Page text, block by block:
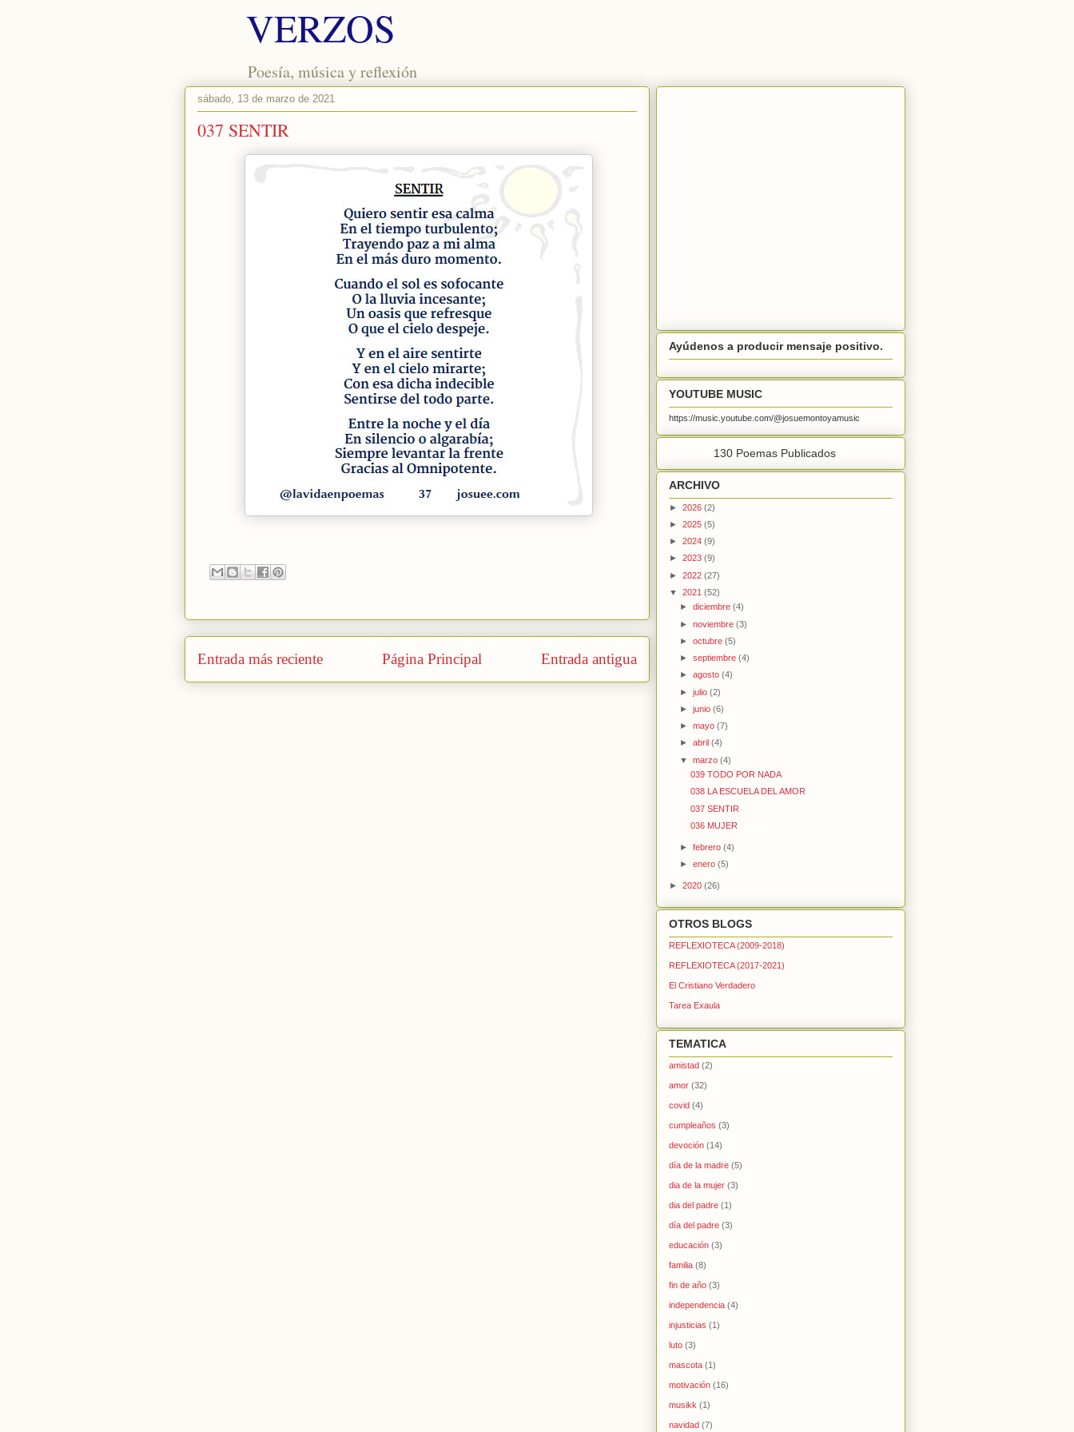
VERZOS
Poesía, música y reflexión
sábado, 13 de marzo de 2021
037 SENTIR
Entrada más reciente Entrada antigua
Página Principal
Ayúdenos a producir mensaje positivo.
YOUTUBE MUSIC
https://music.youtube.com/@josuemontoyamusic
130 Poemas Publicados
ARCHIVO
► 2026 (2)
► 2025 (5)
► 2024 (9)
► 2023 (9)
► 2022 (27)
▼ 2021 (52)
►diciembre(4)
►noviembre(3)
►octubre(5)
►septiembre(4)
►agosto(4)
►julio(2)
►junio(6)
►mayo(7)
►abril(4)
▼marzo(4)
039 TODO POR NADA
038 LA ESCUELA DEL AMOR
037 SENTIR
036 MUJER
►febrero(4)
►enero(5)
► 2020 (26)
OTROS BLOGS
REFLEXIOTECA (2009-2018)
REFLEXIOTECA (2017-2021)
El Cristiano Verdadero
Tarea Exaula
TEMATICA
amistad (2)
amor (32)
covid (4)
cumpleaños (3)
devoción (14)
día de la madre (5)
dia de la mujer (3)
dia del padre (1)
día del padre (3)
educación (3)
familia (8)
fin de año (3)
independencia (4)
injusticias (1)
luto (3)
mascota (1)
motivación (16)
musikk (1)
navidad (7)